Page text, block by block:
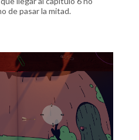
de pasar la mitad.